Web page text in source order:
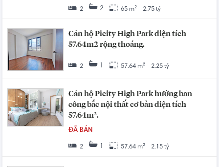
2 2 65 m² 2.75 tỷ
Căn hộ Picity High Park diện tích
57.64m2 rộng thoáng.
2 1 57.64 m² 2.25 tỷ
Căn hộ Picity High Park hướng ban
công bắc nội thất cơ bản diện tích
57.64m².
ĐÃ BÁN
2 1 57.64 m² 2.15 tỷ